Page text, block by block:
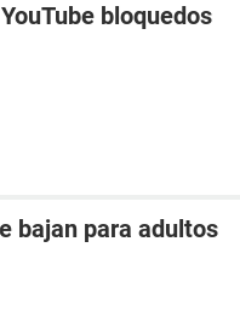
bloquedos
bajan para adultos